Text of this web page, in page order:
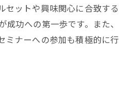
セットや興味関心に合致する
功への第一歩です。また、
ミナーへの参加も積極的に行